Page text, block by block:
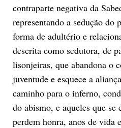
contraparte negativa da
representando a sedução do
forma de adultério e
descrita como sedutora, de
lisonjeiras, que abandona o
juventude e esquece a
caminho para o inferno,
do abismo, e aqueles que se
perdem honra, anos de vida